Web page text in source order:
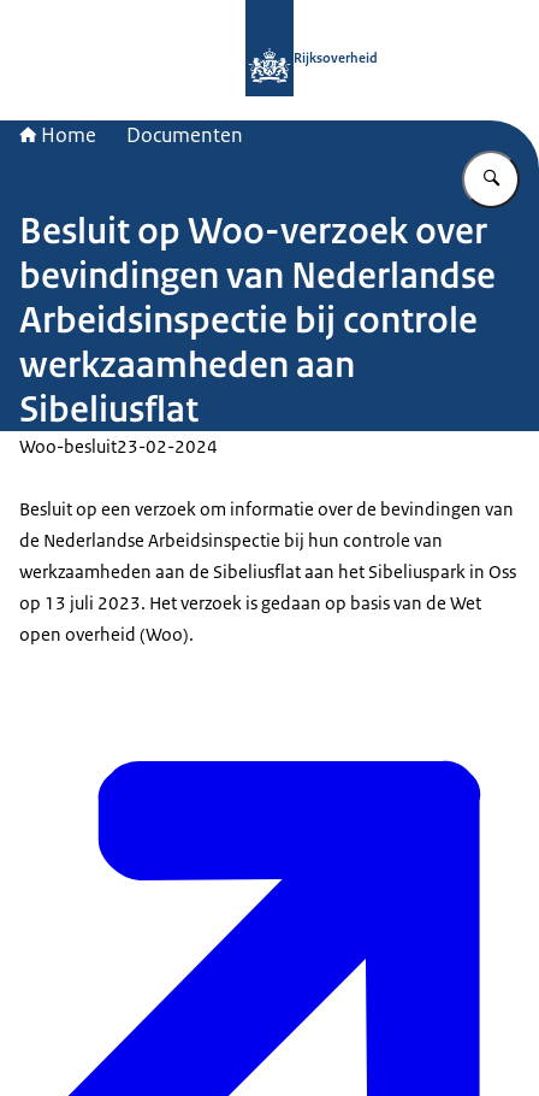
Rijksoverheid
Home Documenten
Besluit op Woo-verzoek over
bevindingen van Nederlandse
Arbeidsinspectie bij controle
werkzaamheden aan
Sibeliusflat
Woo-besluit23-02-2024
Besluit op een verzoek om informatie over de bevindingen van
de Nederlandse Arbeidsinspectie bij hun controle van
werkzaamheden aan de Sibeliusflat aan het Sibeliuspark in Oss
op 13 juli 2023. Het verzoek is gedaan op basis van de Wet
open overheid (Woo).